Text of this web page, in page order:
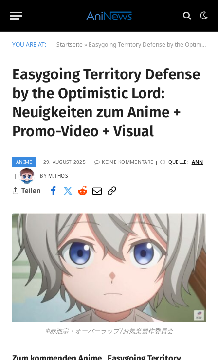
YOU ARE AT: Startseite » Easygoing Territory Defense by the Optimistic Lord: Neuigkeiten zum Anime + Promo-Video + Visual
Easygoing Territory Defense
by the Optimistic Lord:
Neuigkeiten zum Anime +
Promo-Video + Visual
ANIME 29. AUGUST 2025 KEINE KOMMENTARE QUELLE: ANN
BY MITHOS
Teilen
©赤池宗・オーバーラップ/お気楽製作委員会